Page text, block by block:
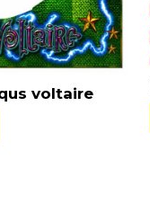
voltaire